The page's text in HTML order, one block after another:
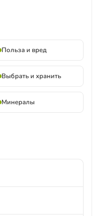
Польза и вред
Выбрать и хранить
Минералы